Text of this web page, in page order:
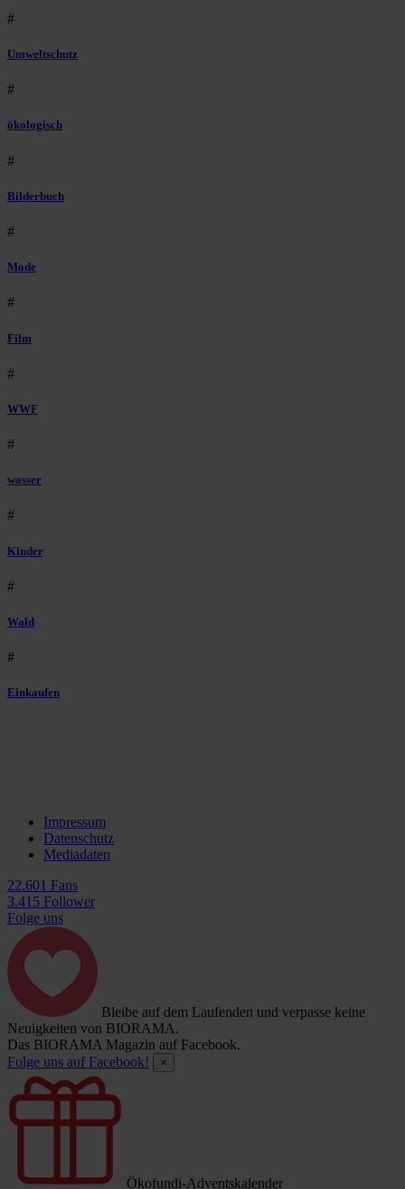
#
Umweltschutz
#
ökologisch
#
Bilderbuch
#
Mode
#
Film
#
WWF
#
wasser
#
Kinder
#
Wald
#
Einkaufen
Impressum
Datenschutz
Mediadaten
22.601 Fans
3.415 Follower
Folge uns
Bleibe auf dem Laufenden und verpasse keine
Neuigkeiten von BIORAMA.
Das BIORAMA Magazin auf Facebook.
Folge uns auf Facebook!
×
Ökofundi-Adventskalender